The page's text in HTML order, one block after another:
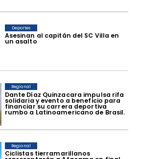
Asesinan al capitán del SC Villa en
un asalto
Deportes
Dante Díaz Quinzacara impulsa rifa
solidaria y evento a beneficio para
financiar su carrera deportiva
rumbo a Latinoamericano de Brasil.
Regional
​Ciclistas tierramarillanos
Regional